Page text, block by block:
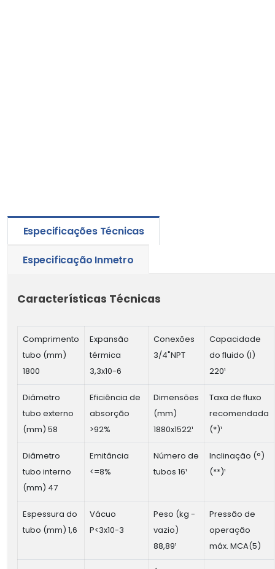
Especificações Técnicas
Especificação Inmetro
Características Técnicas
Comprimento
tubo (mm)
1800
Expansão
térmica
3,3x10-6
Conexões
3/4"NPT
Capacidade
do fluido (l)
220¹
Diâmetro
tubo externo
(mm) 58
Eficiência de
absorção
>92%
Dimensões
(mm)
1880x1522¹
Taxa de fluxo
recomendada
(*)¹
Diâmetro
tubo interno
(mm) 47
Emitância
<=8%
Número de
tubos 16¹
Inclinação (°)
(**)¹
Espessura do
tubo (mm) 1,6
Vácuo
P<3x10-3
Peso (kg -
vazio)
88,89¹
Pressão de
operação
máx. MCA(5)